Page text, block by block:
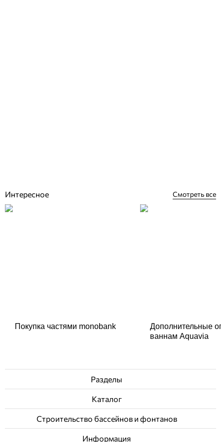
Интересное Смотреть все
Покупка частями monobank
Дополнительные
ваннам Aquavia
Разделы
Каталог
Строительство бассейнов и фонтанов
Информация